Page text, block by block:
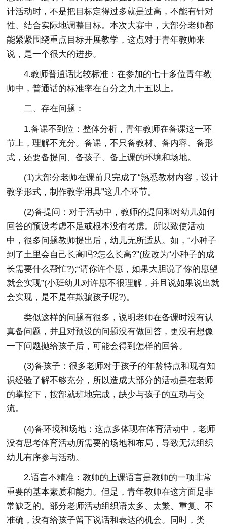
计活动时，不是把目标定得过多就是过高，不能有针对
性、结合实际地调整目标。本次大赛中，大部分老师都
能紧紧围绕重点目标开展教学，这点对于青年教师来
说，是一个很大的进步。
4.教师普通话比较标准：在参加的七十多位青年教
师中，普通话的标准率在百分之九十五以上。
二、存在问题：
1.备课不到位：整体分析，青年教师在备课这一环
节上，理解不充分。备课，不只备教材、备内容、备形
式，还要备提问、备孩子、备上课的环境和场地。
(1)大部分老师在课前只完成了“熟悉教材内容，设计
教学形式，制作教学用具”这几个环节。
(2)备提问：对于活动中，教师的提问和对幼儿如何
回答的预设考虑不足或根本没有考虑。所以致使活动
中，很多问题教师提出后，幼儿无所适从。如，“小种子
到了土里会自己长高吗?怎么长高?”(应改为“小种子的成
长需要什么帮忙?);“请你许个愿，如果大胆说了你的愿望
就会实现”(小班幼儿对许愿不很理解，并且说如果说出就
会实现，是不是在欺骗孩子呢?)。
类似这样的问题有很多，说明老师在备课时没有认
真备问题，并且对预设的问题没有做回答，更没有想像
一下问题抛给孩子后，可能会得到怎样的回答。
(3)备孩子：很多老师对于孩子的年龄特点和现有知
识经验了解不够充分，所以造成大部分的活动是在老师
的掌控下，按部就班地完成，缺少与孩子的互动与交
流。
(4)备环境和场地：这点多体现在体育活动中，老师
没有思考体育活动所需要的场地和布局，导致无法组织
幼儿有序参与活动。
2.语言不精准：教师的上课语言是教师的一项非常
重要的基本素质和能力。但是，青年教师在这方面是非
常缺乏的。部分老师活动组织语太多、太繁、重复、不
准确，没有给孩子留下说话和表达的机会。同时，类